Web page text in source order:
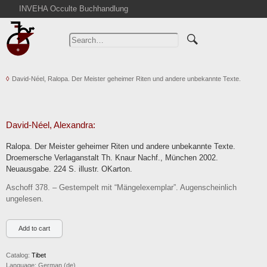
INVEHA Occulte Buchhandlung
Home
Advanced Search
Cart
Contact
Terms
Withdrawal
Privacy Policy
Imprint
David-Néel, Ralopa. Der Meister geheimer Riten und andere unbekannte Texte.
David-Néel, Alexandra:
Ralopa. Der Meister geheimer Riten und andere unbekannte Texte.
Droemersche Verlaganstalt Th. Knaur Nachf., München 2002.
Neuausgabe. 224 S. illustr. OKarton.
Aschoff 378. – Gestempelt mit “Mängelexemplar”. Augenscheinlich
ungelesen.
Catalog: Tibet
Language: German (de)